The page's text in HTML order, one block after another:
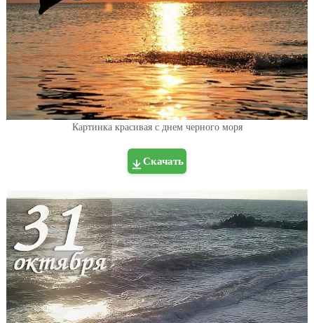
Картинка красивая с днем черного моря
Скачать